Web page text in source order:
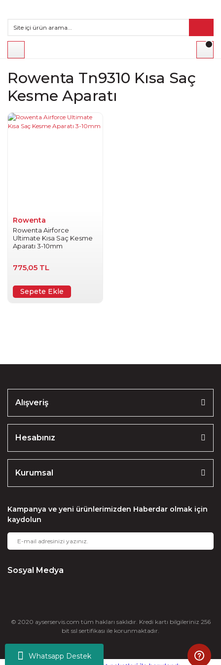
Whatsapp Destek
Rowenta Tn9310 Kısa Saç
Kesme Aparatı
Rowenta
Rowenta Airforce
Ultimate Kısa Saç Kesme
Aparatı 3-10mm
775,05 TL
Sepete Ekle
Alışveriş
Hesabınız
Kurumsal
Kampanya ve yeni ürünlerimizden Haberdar olmak için
kaydolun
Sosyal Medya
© 2020 ayserservis.com tüm hakları saklıdır. Kredi kartı bilgileriniz 256
bit ssl sertifikası ile korunmaktadır.